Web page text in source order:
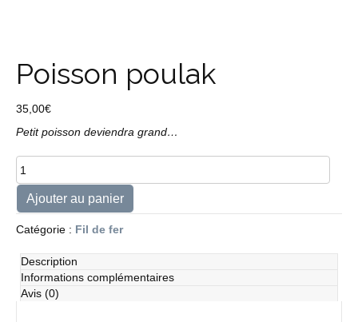
Poisson poulak
35,00€
Petit poisson deviendra grand…
quantité
de
Poisson
poulak
Ajouter au panier
Catégorie : Fil de fer
Description
Informations complémentaires
Avis (0)